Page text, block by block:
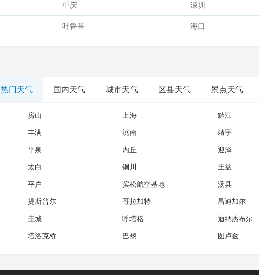
重庆 深圳
吐鲁番 海口
热门天气 国内天气 城市天气 区县天气 景点天气
房山 上海 黔江
丰满 洮南 靖宇
平泉 内丘 迎泽
太白 铜川 王益
平户 滨松航空基地 汤县
提斯普尔 哥拉加特 昌迪加尔
圭城 呼塔格 迪纳杰布尔
塔洛克桥 巴黎 图卢兹